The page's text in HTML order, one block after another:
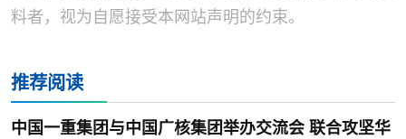
料者，视为自愿接受本网站声明的约束。
推荐阅读
中国一重集团与中国广核集团举办交流会 联合攻坚华